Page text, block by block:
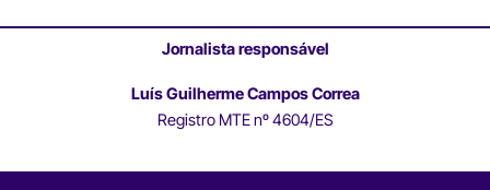
Jornalista responsável
Luís Guilherme Campos Correa
Registro MTE nº 4604/ES